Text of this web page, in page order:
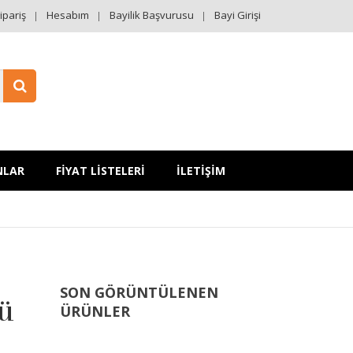
Hesabım Bayilik Başvurusu Bayi Girişi
FİYAT LİSTELERİ İLETİŞİM
SON GÖRÜNTÜLENEN
ÜRÜNLER